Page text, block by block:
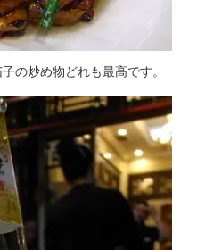
の炒め物どれも最高です。